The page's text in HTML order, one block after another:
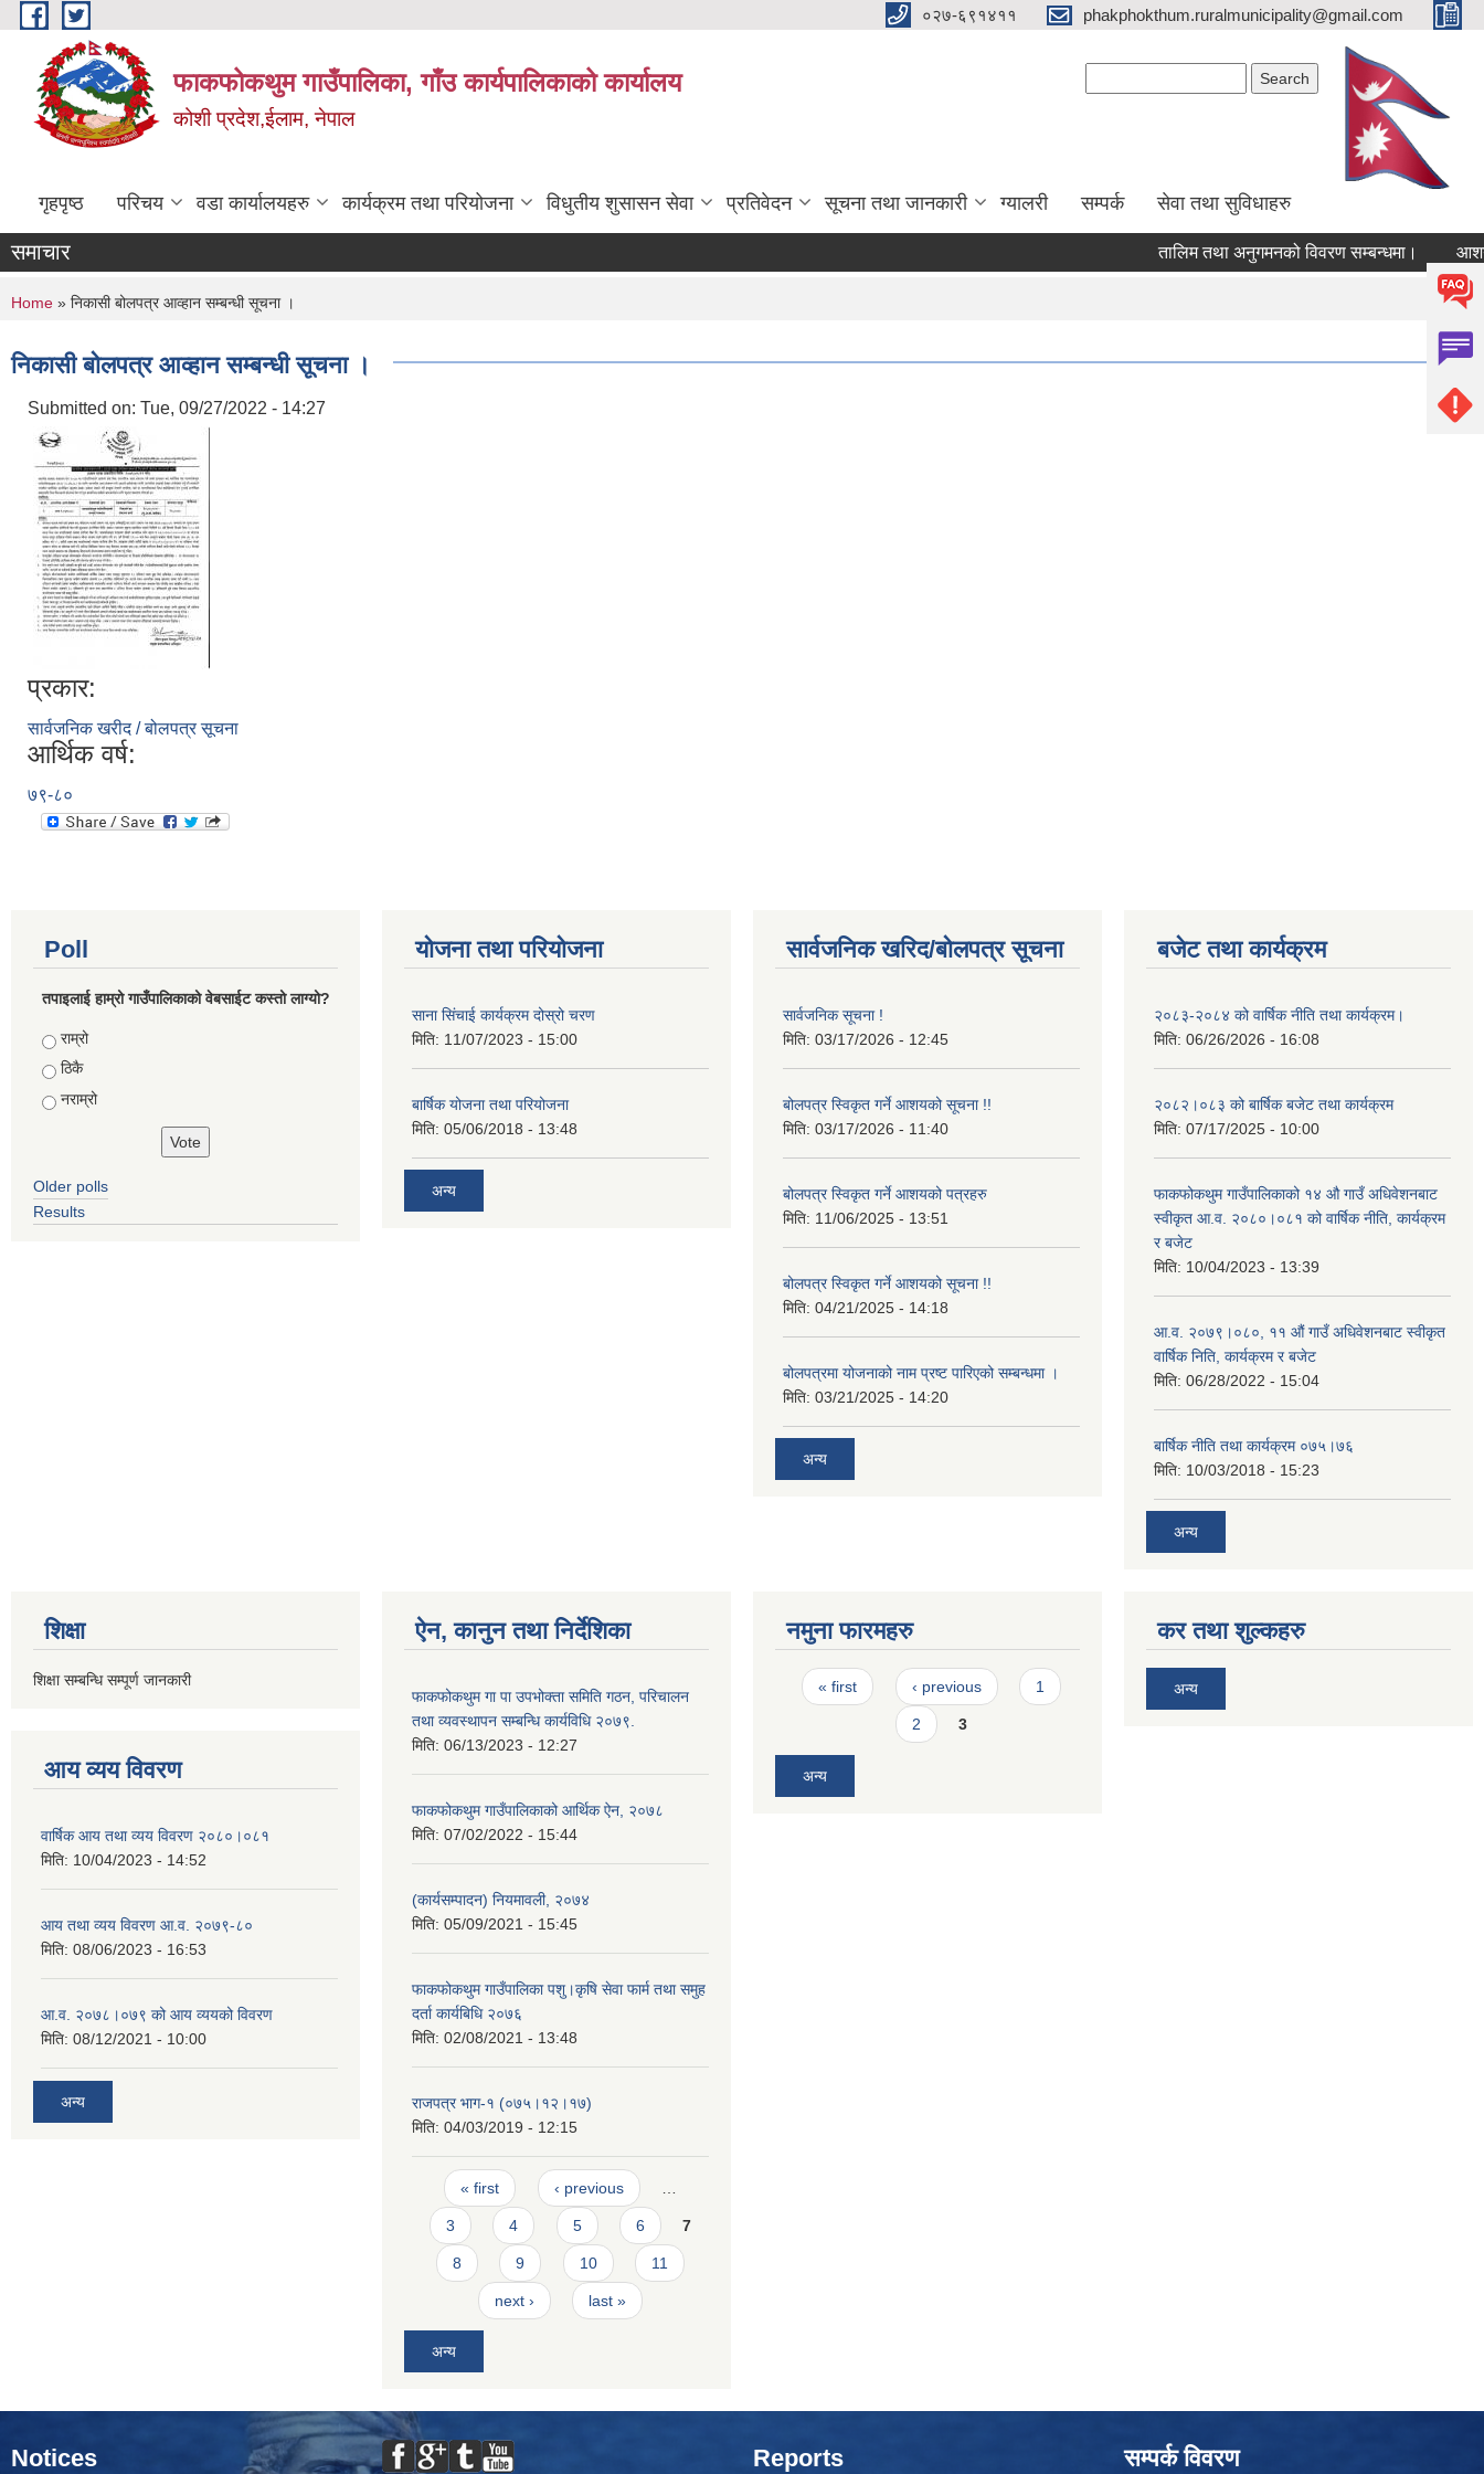
Skip to main content ०२७-६९१४११ phakphokthum.ruralmunicipality@gmail.com
फाकफोकथुम गाउँपालिका, गाँउ कार्यपालिकाको कार्यालय
कोशी प्रदेश,ईलाम, नेपाल
गृहपृष्ठ परिचय वडा कार्यालयहरु कार्यक्रम तथा परियोजना विधुतीय शुसासन सेवा प्रतिवेदन सूचना तथा जानकारी ग्यालरी सम्पर्क सेवा तथा सुविधाहरु
समाचार तालिम तथा अनुगमनको विवरण सम्बन्धमा।
You are here
Home » निकासी बोलपत्र आव्हान सम्बन्धी सूचना ।
निकासी बोलपत्र आव्हान सम्बन्धी सूचना ।
Submitted on: Tue, 09/27/2022 - 14:27
प्रकार:
सार्वजनिक खरीद / बोलपत्र सूचना
आर्थिक वर्ष:
७९-८०
Poll
तपाइलाई हाम्रो गाउँपालिकाको वेबसाईट कस्तो लाग्यो?
Choices
राम्रो
ठिकै
नराम्रो
Older polls
Results
योजना तथा परियोजना
साना सिंचाई कार्यक्रम दोस्रो चरण
मिति: 11/07/2023 - 15:00
बार्षिक योजना तथा परियोजना
मिति: 05/06/2018 - 13:48
अन्य
सार्वजनिक खरिद/बोलपत्र सूचना
सार्वजनिक सूचना !
मिति: 03/17/2026 - 12:45
बोलपत्र स्विकृत गर्ने आशयको सूचना !!
मिति: 03/17/2026 - 11:40
बोलपत्र स्विकृत गर्ने आशयको पत्रहरु
मिति: 11/06/2025 - 13:51
बोलपत्र स्विकृत गर्ने आशयको सूचना !!
मिति: 04/21/2025 - 14:18
बोलपत्रमा योजनाको नाम प्रष्ट पारिएको सम्बन्धमा ।
मिति: 03/21/2025 - 14:20
अन्य
बजेट तथा कार्यक्रम
२०८३-२०८४ को वार्षिक नीति तथा कार्यक्रम।
मिति: 06/26/2026 - 16:08
२०८२।०८३ को बार्षिक बजेट तथा कार्यक्रम
मिति: 07/17/2025 - 10:00
फाकफोकथुम गाउँपालिकाको १४ औ गाउँ अधिवेशनबाट
स्वीकृत आ.व. २०८०।०८१ को वार्षिक नीति, कार्यक्रम
र बजेट
मिति: 10/04/2023 - 13:39
आ.व. २०७९।०८०, ११ औं गाउँ अधिवेशनबाट स्वीकृत
वार्षिक निति, कार्यक्रम र बजेट
मिति: 06/28/2022 - 15:04
बार्षिक नीति तथा कार्यक्रम ०७५।७६
मिति: 10/03/2018 - 15:23
अन्य
शिक्षा
शिक्षा सम्बन्धि सम्पूर्ण जानकारी
आय व्यय विवरण
वार्षिक आय तथा व्यय विवरण २०८०।०८१
मिति: 10/04/2023 - 14:52
आय तथा व्यय विवरण आ.व. २०७९-८०
मिति: 08/06/2023 - 16:53
आ.व. २०७८।०७९ को आय व्ययको विवरण
मिति: 08/12/2021 - 10:00
अन्य
ऐन, कानुन तथा निर्देशिका
फाकफोकथुम गा पा उपभोक्ता समिति गठन, परिचालन
तथा व्यवस्थापन सम्बन्धि कार्यविधि २०७९.
मिति: 06/13/2023 - 12:27
फाकफोकथुम गाउँपालिकाको आर्थिक ऐन, २०७८
मिति: 07/02/2022 - 15:44
(कार्यसम्पादन) नियमावली, २०७४
मिति: 05/09/2021 - 15:45
फाकफोकथुम गाउँपालिका पशु।कृषि सेवा फार्म तथा समुह
दर्ता कार्यबिधि २०७६
मिति: 02/08/2021 - 13:48
राजपत्र भाग-१ (०७५।१२।१७)
मिति: 04/03/2019 - 12:15
Pages
« first ‹ previous
3 4 5 6 7
8 9 10 11
next › last »
अन्य
नमुना फारमहरु
Pages
« first ‹ previous 1
2 3
अन्य
कर तथा शुल्कहरु
अन्य
Notices Reports सम्पर्क विवरण